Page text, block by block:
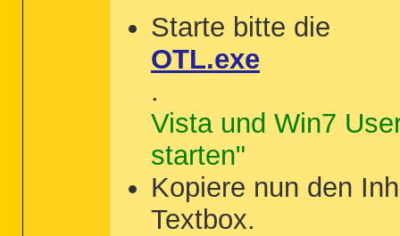
Starte bitte die
OTL.exe
.
Vista und Win7
starten"
Kopiere nun den
Textbox.